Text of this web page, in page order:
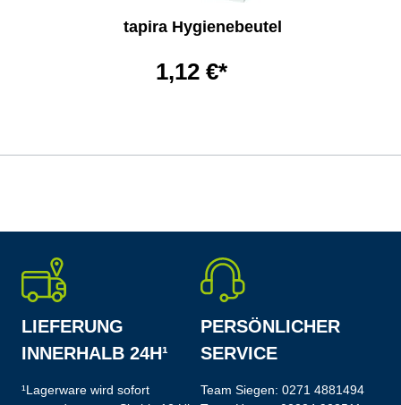
tapira Hygienebeutel
1,12 €*
LIEFERUNG
INNERHALB 24H¹
¹Lagerware wird sofort
PERSÖNLICHER
SERVICE
Team Siegen: 0271 4881494